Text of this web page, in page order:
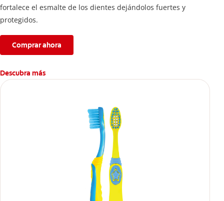
fortalece el esmalte de los dientes dejándolos fuertes y
protegidos.
Comprar ahora
Descubra más